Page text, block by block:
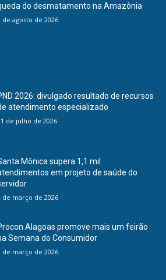
do desmatamento na Amazônia
de agosto de 2026
2026: divulgado resultado de recursos
atendimento especializado
de julho de 2026
Mônica supera 1,1 mil
em projeto de saúde do
de março de 2026
Alagoas promove mais um feirão
Semana do Consumidor
de março de 2026